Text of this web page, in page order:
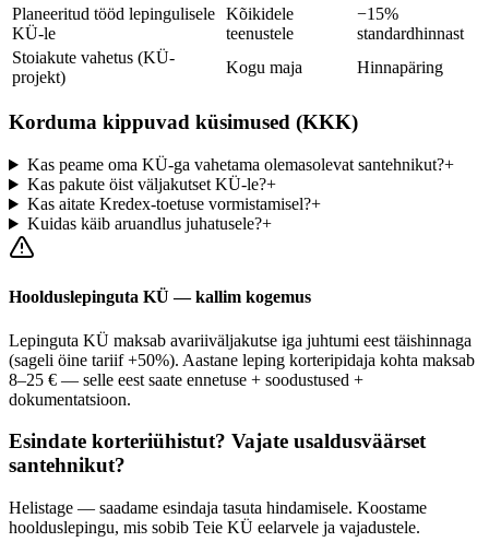
Planeeritud tööd lepingulisele
KÜ-le
Kõikidele
teenustele
−15%
standardhinnast
Stoiakute vahetus (KÜ-
projekt)
Kogu maja Hinnapäring
Korduma kippuvad küsimused (KKK)
Kas peame oma KÜ-ga vahetama olemasolevat santehnikut?+
Kas pakute öist väljakutset KÜ-le?+
Kas aitate Kredex-toetuse vormistamisel?+
Kuidas käib aruandlus juhatusele?+
Hoolduslepinguta KÜ — kallim kogemus
Lepinguta KÜ maksab avariiväljakutse iga juhtumi eest täishinnaga
(sageli öine tariif +50%). Aastane leping korteripidaja kohta maksab
8–25 € — selle eest saate ennetuse + soodustused +
dokumentatsioon.
Esindate korteriühistut? Vajate usaldusväärset
santehnikut?
Helistage — saadame esindaja tasuta hindamisele. Koostame
hoolduslepingu, mis sobib Teie KÜ eelarvele ja vajadustele.